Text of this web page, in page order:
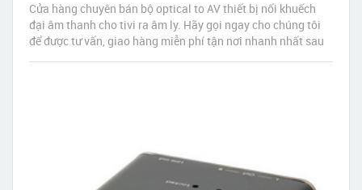
Cửa hàng chuyên bán bộ optical to AV thiết bị nối khuếch
đại âm thanh cho tivi ra âm ly. Hãy gọi ngay cho chúng tôi
để được tư vấn, giao hàng miễn phí tận nơi nhanh nhất sau